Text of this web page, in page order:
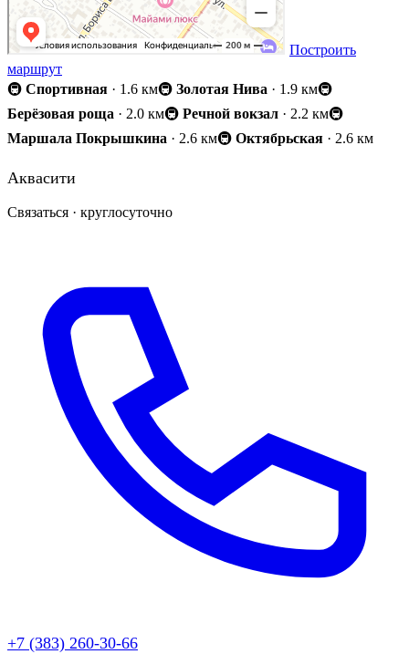
Построить
маршрут
🚇 Спортивная · 1.6 км🚇 Золотая Нива · 1.9 км🚇
Берёзовая роща · 2.0 км🚇 Речной вокзал · 2.2 км🚇
Маршала Покрышкина · 2.6 км🚇 Октябрьская · 2.6 км
Аквасити
Связаться · круглосуточно
+7 (383) 260-30-66